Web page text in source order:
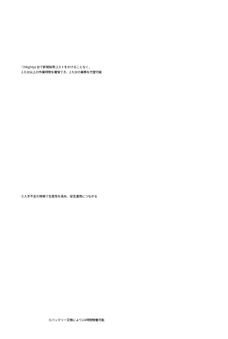
①Mighty1台で新規採用コストをかけることなく、
2人分以上の作業時間を確保でき、2人分の業務を代替可能
③バッテリー交換により24時間稼働可能
②人手不足の現場で生産性を高め、安定運用につながる